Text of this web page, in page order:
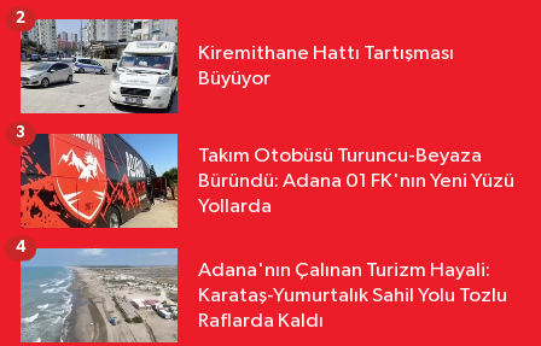
18:11Çalıntı Araçla 10 Kilometre
Yurttan
18:10Kar Maskeleriyle Araç Soyan
Kiremithane Hattı Tartışması
Büyüyor
2
Takım Otobüsü Turuncu-Beyaza
Büründü: Adana 01 FK'nın Yeni Yüzü
Yollarda
3
Adana'nın Çalınan Turizm Hayali:
Karataş-Yumurtalık Sahil Yolu Tozlu
Raflarda Kaldı
4